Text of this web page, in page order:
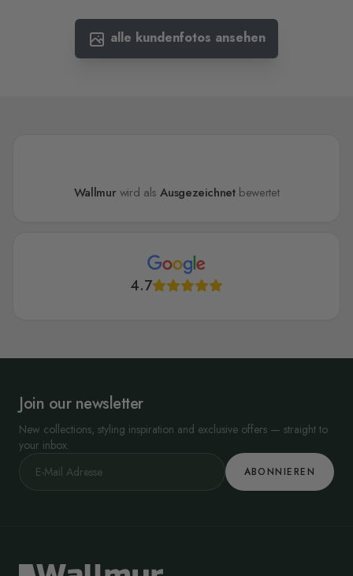
alle kundenfotos ansehen
Wallmur wird alsAusgezeichnetbewertet
4.7
Join our newsletter
New collections, styling inspiration and exclusive offers — straight to
your inbox.
ABONNIEREN